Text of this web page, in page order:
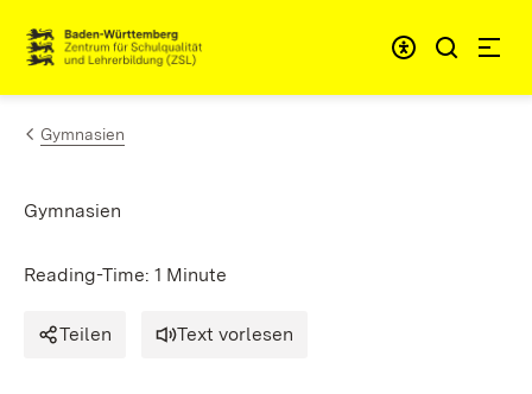
Skip to content
Link to homepage
Gymnasien
Gymnasien
Reading-Time: 1 Minute
Teilen Text vorlesen